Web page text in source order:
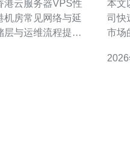
港云服务器VPS性
机房常见网络与延
层与运维流程提供
本文
司快
市场
性。 为什么选择香港免费空间和云服务器 香港节点接